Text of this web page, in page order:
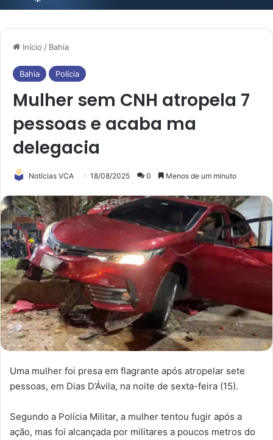
Início / Bahia
Bahia Polícia
Mulher sem CNH atropela 7
pessoas e acaba ma
delegacia
Notícias VCA 18/08/2025 0 Menos de um minuto
Uma mulher foi presa em flagrante após atropelar sete
pessoas, em Dias D’Ávila, na noite de sexta-feira (15).
Segundo a Polícia Militar, a mulher tentou fugir após a
ação, mas foi alcançada por militares a poucos metros do